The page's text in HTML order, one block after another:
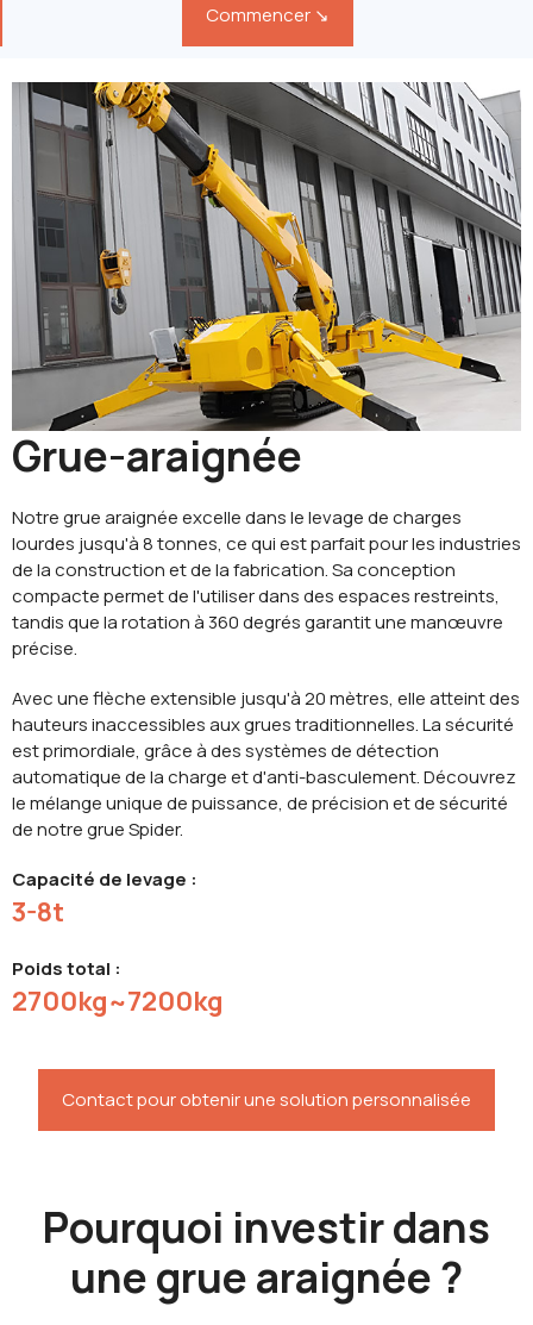
Commencer ↘
Grue-araignée
Notre grue araignée excelle dans le levage de charges
lourdes jusqu'à 8 tonnes, ce qui est parfait pour les industries
de la construction et de la fabrication. Sa conception
compacte permet de l'utiliser dans des espaces restreints,
tandis que la rotation à 360 degrés garantit une manœuvre
précise.
Avec une flèche extensible jusqu'à 20 mètres, elle atteint des
hauteurs inaccessibles aux grues traditionnelles. La sécurité
est primordiale, grâce à des systèmes de détection
automatique de la charge et d'anti-basculement. Découvrez
le mélange unique de puissance, de précision et de sécurité
de notre grue Spider.
Capacité de levage :
3-8t
Poids total :
2700kg~7200kg
Contact pour obtenir une solution personnalisée
Pourquoi investir dans
une grue araignée ?